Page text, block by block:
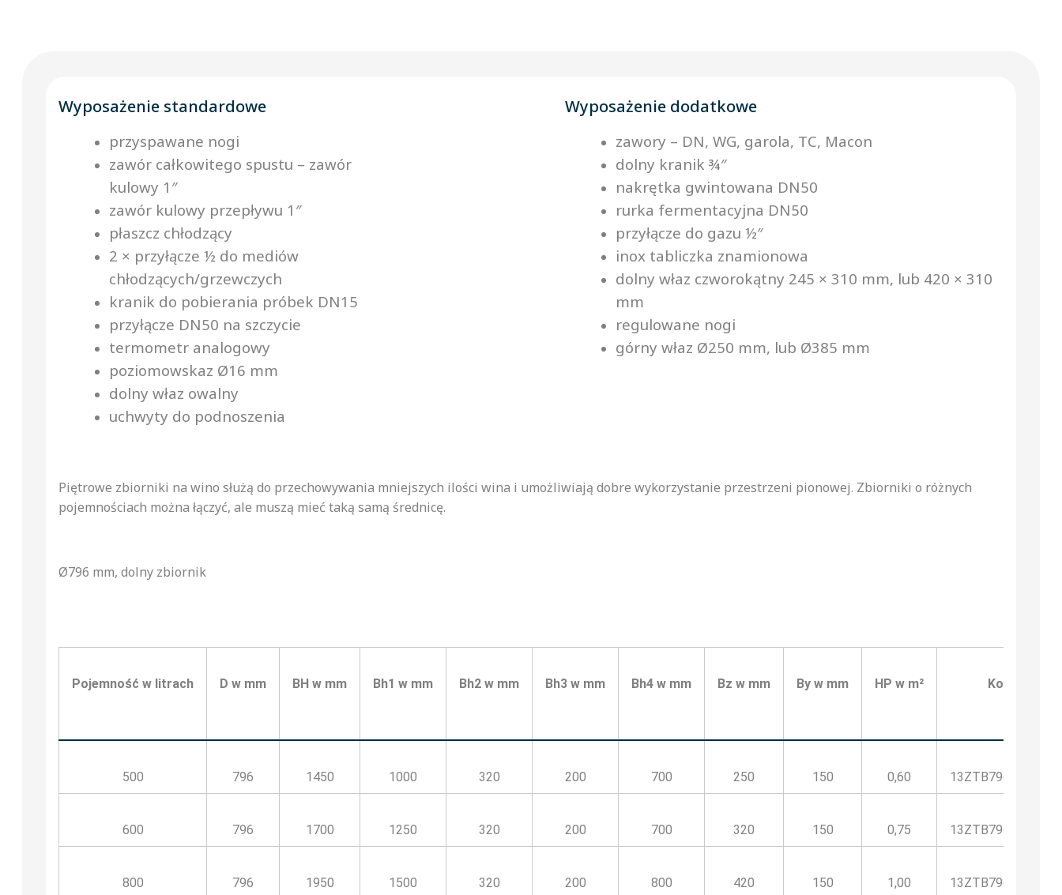
Wyposażenie standardowe
przyspawane nogi
zawór całkowitego spustu – zawór
kulowy 1″
zawór kulowy przepływu 1″
płaszcz chłodzący
2 × przyłącze ½ do mediów
chłodzących/grzewczych
kranik do pobierania próbek DN15
przyłącze DN50 na szczycie
termometr analogowy
poziomowskaz Ø16 mm
dolny właz owalny
uchwyty do podnoszenia
Wyposażenie dodatkowe
zawory – DN, WG, garola, TC, Macon
dolny kranik ¾″
nakrętka gwintowana DN50
rurka fermentacyjna DN50
przyłącze do gazu ½″
inox tabliczka znamionowa
dolny właz czworokątny 245 × 310 mm, lub 420 × 310
mm
regulowane nogi
górny właz Ø250 mm, lub Ø385 mm
Piętrowe zbiorniki na wino służą do przechowywania mniejszych ilości wina i umożliwiają dobre wykorzystanie przestrzeni pionowej. Zbiorniki o różnych
pojemnościach można łączyć, ale muszą mieć taką samą średnicę.
Ø796 mm, dolny zbiornik
Pojemność w litrach D w mm BH w mm Bh1 w mm Bh2 w mm Bh3 w mm Bh4 w mm Bz w mm By w mm HP w m² Kod
500 796 1450 1000 320 200 700 250 150 0,60 13ZTB796500HP
600 796 1700 1250 320 200 700 320 150 0,75 13ZTB796600HP
800 796 1950 1500 320 200 800 420 150 1,00 13ZTB796800HP